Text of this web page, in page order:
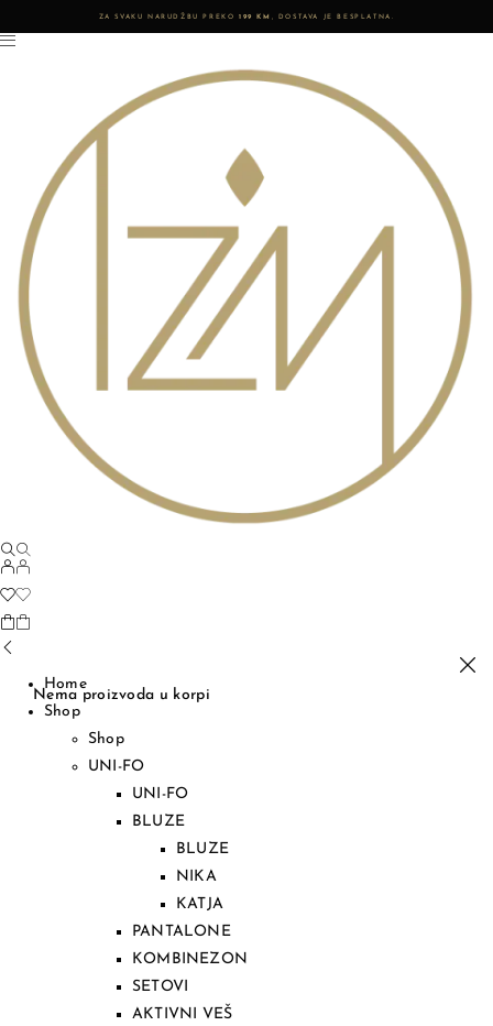
ZA SVAKU NARUDŽBU PREKO 199 KM , DOSTAVA JE BESPLATNA.
Nema proizvoda u korpi
Home
Shop
Shop
UNI-FO
UNI-FO
BLUZE
BLUZE
NIKA
KATJA
PANTALONE
KOMBINEZON
SETOVI
AKTIVNI VEŠ